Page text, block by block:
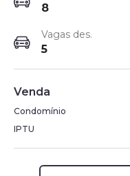
8
Vagas des.
5
Venda
Condomínio
IPTU